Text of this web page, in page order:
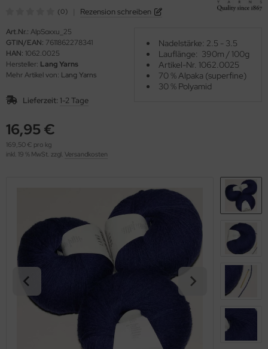
(0) Rezension schreiben
Art.Nr.: AlpSoxxu_25
GTIN/EAN: 7611862278341
HAN: 1062.0025
Hersteller: Lang Yarns
Mehr Artikel von: Lang Yarns
Lieferzeit: 1-2 Tage
16,95 €
169,50 € pro kg
inkl. 19 % MwSt. zzgl. Versandkosten
Nadelstärke: 2.5 - 3.5
Lauflänge: 390m / 100g
Artikel-Nr. 1062.0025
70 % Alpaka (superfine)
30 % Polyamid
Lana (14)
(1361)
(276)
(5010)
zum Färben (33)
/ Gatterkamm (41)
Allgäuer (Schulwebrahmen)